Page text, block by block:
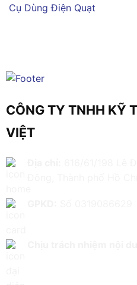
Cụ Dùng Điện Quạt
CÔNG TY TNHH KỸ
VIỆT